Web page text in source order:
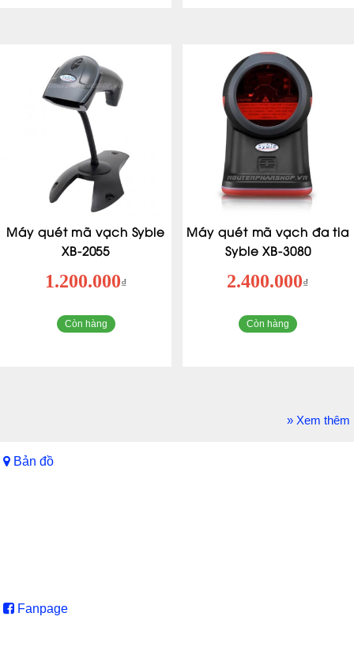
Máy quét mã vạch Syble
XB-2055
1.200.000₫
Còn hàng
Máy quét mã vạch đa tia
Syble XB-3080
2.400.000₫
Còn hàng
» Xem thêm
Bản đồ
Fanpage